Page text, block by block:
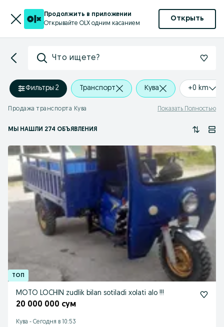
Продолжить в приложении
Открывайте OLX одним касанием
Открыть
Что ищете?
Фильтры·2 Транспорт Кува +0 km
Продажа транспорта Кува Показать Полностью
МЫ НАШЛИ 274 ОБЪЯВЛЕНИЯ
MOTO LOCHIN zudlik bilan sotiladi xolati alo !!!
20 000 000 сум
Кува - Сегодня в 10:53